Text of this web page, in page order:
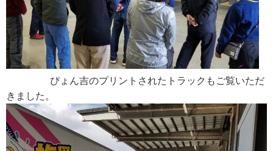
ぴょん吉のプリントされたトラックもご覧いただ
きました。